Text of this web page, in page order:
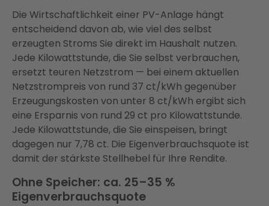
Die Wirtschaftlichkeit einer PV-Anlage hängt
entscheidend davon ab, wie viel des selbst
erzeugten Stroms Sie direkt im Haushalt nutzen.
Jede Kilowattstunde, die Sie selbst verbrauchen,
ersetzt teuren Netzstrom — bei einem aktuellen
Netzstrompreis von rund 37 ct/kWh gegenüber
Erzeugungskosten von unter 8 ct/kWh ergibt sich
eine Ersparnis von rund 29 ct pro Kilowattstunde.
Jede Kilowattstunde, die Sie einspeisen, bringt
dagegen nur 7,78 ct. Die Eigenverbrauchsquote ist
damit der stärkste Stellhebel für Ihre Rendite.
Ohne Speicher: ca. 25–35 %
Eigenverbrauchsquote